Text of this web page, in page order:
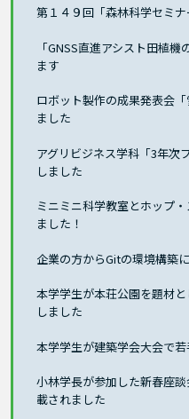
第１４９回「森林科学セミ
「GNSS直進アシスト田植
ます
ロボット製作の成果発表会
ました
アグリビジネス学科「3年次
しました
ミニミニ科学教室とホップ
ました！
企業の方からGitの環境構築
本学学生が本荘公園を題材
しました
本学学生が建築学会大会で
小林学長が参加した新春座
載されました